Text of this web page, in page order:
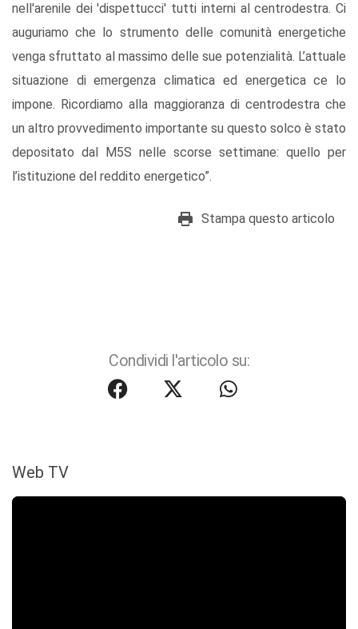
nell'arenile dei 'dispettucci' tutti interni al centrodestra. Ci
auguriamo che lo strumento delle comunità energetiche
venga sfruttato al massimo delle sue potenzialità. L’attuale
situazione di emergenza climatica ed energetica ce lo
impone. Ricordiamo alla maggioranza di centrodestra che
un altro provvedimento importante su questo solco è stato
depositato dal M5S nelle scorse settimane: quello per
l’istituzione del reddito energetico”.
Stampa questo articolo
Condividi l'articolo su:
Web TV